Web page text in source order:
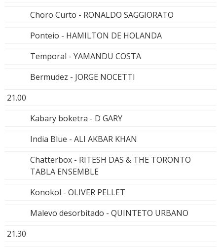
Choro Curto - RONALDO SAGGIORATO
Ponteio - HAMILTON DE HOLANDA
Temporal - YAMANDU COSTA
Bermudez - JORGE NOCETTI
21.00
Kabary boketra - D GARY
India Blue - ALI AKBAR KHAN
Chatterbox - RITESH DAS & THE TORONTO
TABLA ENSEMBLE
Konokol - OLIVER PELLET
Malevo desorbitado - QUINTETO URBANO
21.30